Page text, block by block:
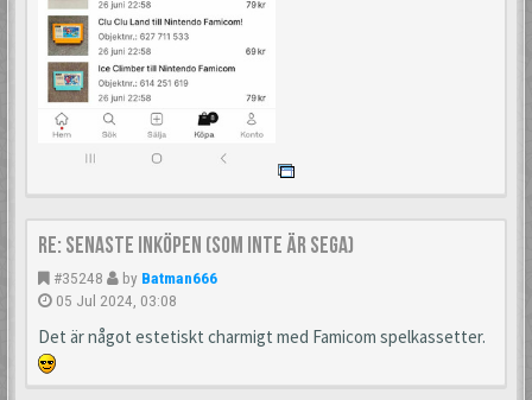
Re: Senaste inköpen (som inte är Sega)
#35248 by Batman666
05 Jul 2024, 03:08
Det är något estetiskt charmigt med Famicom spelkassetter.